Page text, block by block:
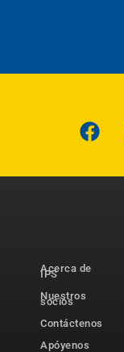
Acerca de
IPS
Nuestros
socios
Contáctenos
Apóyenos